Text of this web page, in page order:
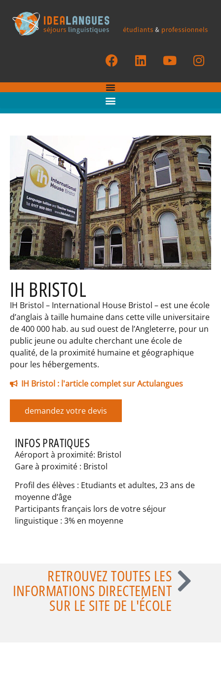
IH BRISTOL
IH Bristol – International House Bristol – est une école
d’anglais à taille humaine dans cette ville universitaire
de 400 000 hab. au sud ouest de l’Angleterre, pour un
public jeune ou adulte cherchant une école de
qualité, de la proximité humaine et géographique
pour les hébergements.
IH Bristol : l'article complet sur Actulangues
demandez votre devis
INFOS PRATIQUES
Aéroport à proximité: Bristol
Gare à proximité : Bristol
Profil des élèves : Etudiants et adultes, 23 ans de
moyenne d’âge
Participants français lors de votre séjour
linguistique : 3% en moyenne
RETROUVEZ TOUTES LES
INFORMATIONS DIRECTEMENT
SUR LE SITE DE L'ÉCOLE